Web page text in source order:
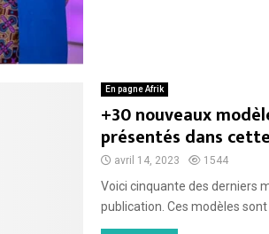
En pagne Afrik
+30 nouveaux
présentés dans
avril 14, 2023 1544
Voici cinquante des derniers
publication. Ces modèles sont